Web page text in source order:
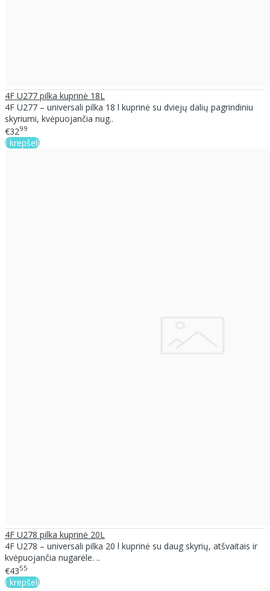
4F U277 pilka kuprinė 18L
4F U277 – universali pilka 18 l kuprinė su dviejų dalių pagrindiniu
skyriumi, kvėpuojančia nug..
€3299
Į krepšelį
4F U278 pilka kuprinė 20L
4F U278 – universali pilka 20 l kuprinė su daug skyrių, atšvaitais ir
kvėpuojančia nugarėle. ..
€4355
Į krepšelį